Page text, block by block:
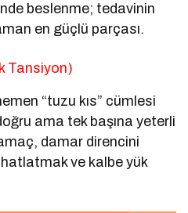
beslenme; tedavinin
en güçlü parçası.
Tansiyon)
“tuzu kıs” cümlesi
ama tek başına yeterli
damar direncini
ve kalbe yük